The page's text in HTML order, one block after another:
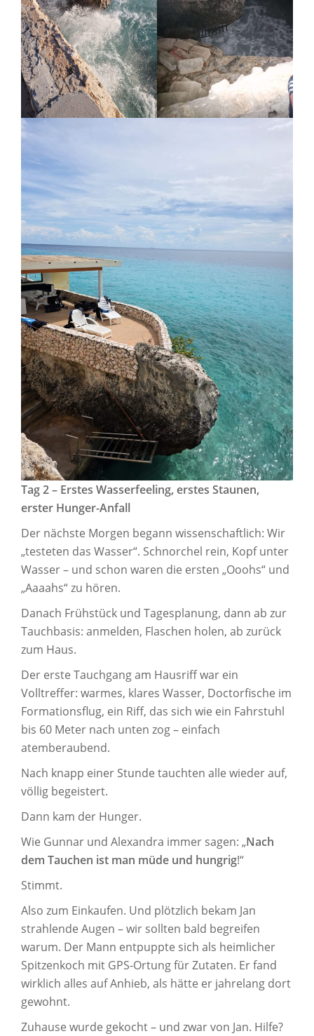
Tag 2 – Erstes Wasserfeeling, erstes Staunen,
erster Hunger-Anfall
Der nächste Morgen begann wissenschaftlich: Wir
„testeten das Wasser“. Schnorchel rein, Kopf unter
Wasser – und schon waren die ersten „Ooohs“ und
„Aaaahs“ zu hören.
Danach Frühstück und Tagesplanung, dann ab zur
Tauchbasis: anmelden, Flaschen holen, ab zurück
zum Haus.
Der erste Tauchgang am Hausriff war ein
Volltreffer: warmes, klares Wasser, Doctorfische im
Formationsflug, ein Riff, das sich wie ein Fahrstuhl
bis 60 Meter nach unten zog – einfach
atemberaubend.
Nach knapp einer Stunde tauchten alle wieder auf,
völlig begeistert.
Dann kam der Hunger.
Wie Gunnar und Alexandra immer sagen: „Nach
dem Tauchen ist man müde und hungrig!“
Stimmt.
Also zum Einkaufen. Und plötzlich bekam Jan
strahlende Augen – wir sollten bald begreifen
warum. Der Mann entpuppte sich als heimlicher
Spitzenkoch mit GPS-Ortung für Zutaten. Er fand
wirklich alles auf Anhieb, als hätte er jahrelang dort
gewohnt.
Zuhause wurde gekocht – und zwar von Jan. Hilfe?